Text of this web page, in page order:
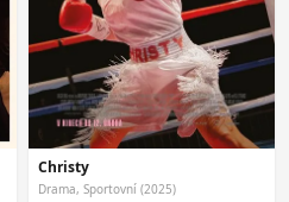
Christy
Drama, Sportovní (2025)